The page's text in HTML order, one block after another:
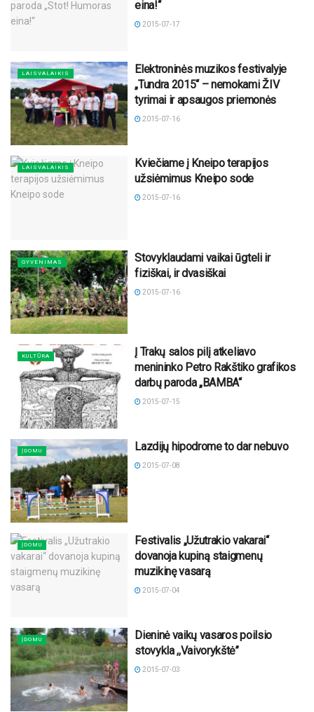
eina!“
2015-07-17
LAISVALAIKIS
Elektroninės muzikos festivalyje
„Tundra 2015“ – nemokami ŽIV
tyrimai ir apsaugos priemonės
2015-07-16
LAISVALAIKIS
Kviečiame į Kneipo terapijos
užsiėmimus Kneipo sode
2015-07-16
GYVENIMAS
Stovyklaudami vaikai ūgteli ir
fiziškai, ir dvasiškai
2015-07-16
KULTŪRA
Į Trakų salos pilį atkeliavo
menininko Petro Rakštiko grafikos
darbų paroda „BAMBA“
2015-07-15
ĮDOMU Lazdijų hipodrome to dar nebuvo
2015-07-08
ĮDOMU
Festivalis „Užutrakio vakarai“
dovanoja kupiną staigmenų
muzikinę vasarą
2015-07-04
ĮDOMU
Dieninė vaikų vasaros poilsio
stovykla ,,Vaivorykštė”
2015-07-03